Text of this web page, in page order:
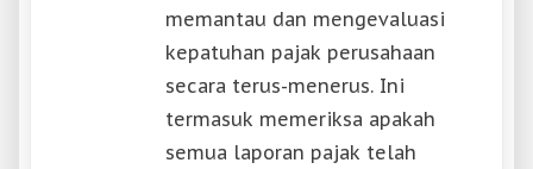
memantau dan mengevaluasi
kepatuhan pajak perusahaan
secara terus-menerus. Ini
termasuk memeriksa apakah
semua laporan pajak telah